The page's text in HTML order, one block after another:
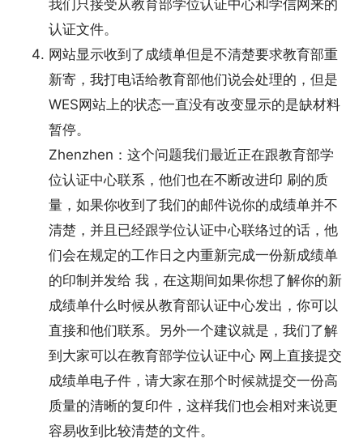
我们只接受从教育部学位认证中心和学信网来的
认证文件。
网站显示收到了成绩单但是不清楚要求教育部重
新寄，我打电话给教育部他们说会处理的，但是
WES网站上的状态一直没有改变显示的是缺材料
暂停。
Zhenzhen：这个问题我们最近正在跟教育部学
位认证中心联系，他们也在不断改进印 刷的质
量，如果你收到了我们的邮件说你的成绩单并不
清楚，并且已经跟学位认证中心联络过的话，他
们会在规定的工作日之内重新完成一份新成绩单
的印制并发给 我，在这期间如果你想了解你的新
成绩单什么时候从教育部认证中心发出，你可以
直接和他们联系。另外一个建议就是，我们了解
到大家可以在教育部学位认证中心 网上直接提交
成绩单电子件，请大家在那个时候就提交一份高
质量的清晰的复印件，这样我们也会相对来说更
容易收到比较清楚的文件。